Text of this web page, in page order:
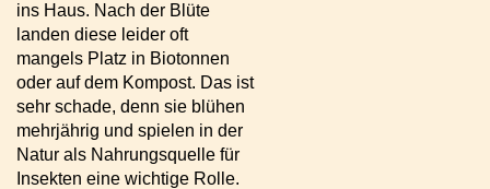
ins Haus. Nach der Blüte
landen diese leider oft
mangels Platz in Biotonnen
oder auf dem Kompost. Das ist
sehr schade, denn sie blühen
mehrjährig und spielen in der
Natur als Nahrungsquelle für
Insekten eine wichtige Rolle.